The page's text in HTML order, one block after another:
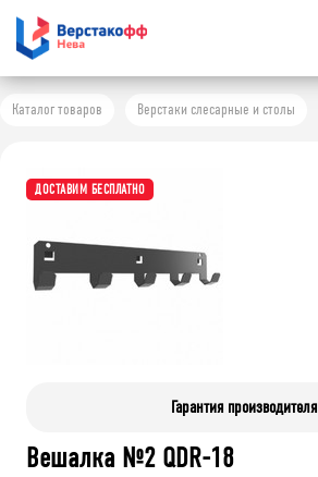
Каталог товаров Верстаки слесарные и столы
ДОСТАВИМ БЕСПЛАТНО
Гарантия производителя
Вешалка №2 QDR-18